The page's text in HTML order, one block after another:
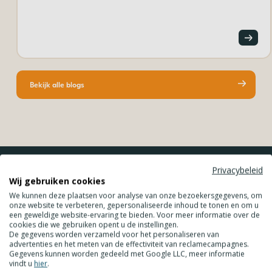
Bekijk alle blogs
Wij je op de hoogte blijven van
nieuwe producten en leuke acties?
URL
Privacybeleid
Wij gebruiken cookies
We kunnen deze plaatsen voor analyse van onze bezoekersgegevens, om
onze website te verbeteren, gepersonaliseerde inhoud te tonen en om u
een geweldige website-ervaring te bieden. Voor meer informatie over de
cookies die we gebruiken opent u de instellingen.
De gegevens worden verzameld voor het personaliseren van
advertenties en het meten van de effectiviteit van reclamecampagnes.
Gegevens kunnen worden gedeeld met Google LLC, meer informatie
vindt u hier.